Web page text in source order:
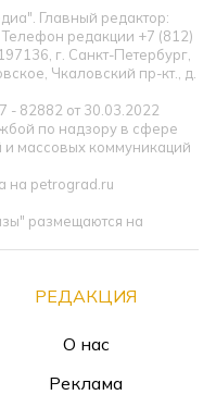
Главный редактор:
редакции +7 (812)
г. Санкт-Петербург,
Чкаловский пр-кт., д.
82882 от 30.03.2022
по надзору в сфере
массовых коммуникаций
на petrograd.ru
размещаются на
РЕДАКЦИЯ
О нас
Реклама